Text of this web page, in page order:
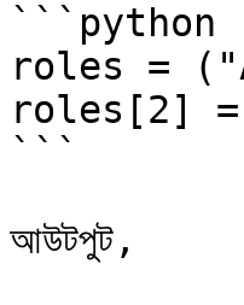
```python
roles =
roles[2] =
```
আউটপুট,